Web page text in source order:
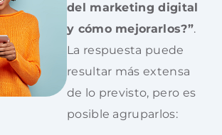
del marketing digital
y cómo mejorarlos?”.
La respuesta puede
resultar más extensa
de lo previsto, pero es
posible agruparlos: